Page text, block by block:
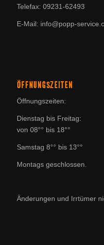
Telefax: 09231-62493
E-Mail: info@popp-
ÖFFNUNGSZEITEN
Öffnungszeiten:
Dienstag bis Freitag:
von 08°° bis 18°°
Samstag 8°° bis 13°°
Montags geschlossen.
Änderungen und Irrtümer